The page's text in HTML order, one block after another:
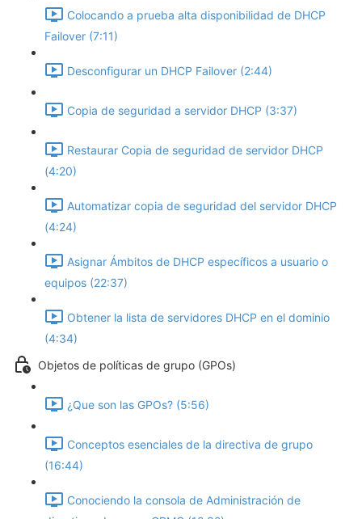
Colocando a prueba alta disponibilidad de DHCP
Failover (7:11)
Desconfigurar un DHCP Failover (2:44)
Copia de seguridad a servidor DHCP (3:37)
Restaurar Copia de seguridad de servidor DHCP
(4:20)
Automatizar copia de seguridad del servidor DHCP
(4:24)
Asignar Ámbitos de DHCP específicos a usuario o
equipos (22:37)
Obtener la lista de servidores DHCP en el dominio
(4:34)
Objetos de políticas de grupo (GPOs)
¿Que son las GPOs? (5:56)
Conceptos esenciales de la directiva de grupo
(16:44)
Conociendo la consola de Administración de